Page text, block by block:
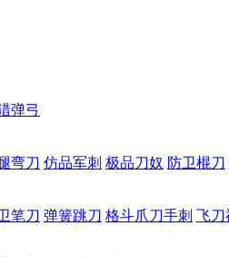
弹弓
弯刀 仿品军刺 极品刀奴 防卫棍刀
笔刀 弹簧跳刀 格斗爪刀手刺 飞刀